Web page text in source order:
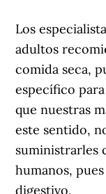
Los
adultos
comida seca,
específico
que nuestras
este sentido,
suministrarles
humanos,
digestivo.